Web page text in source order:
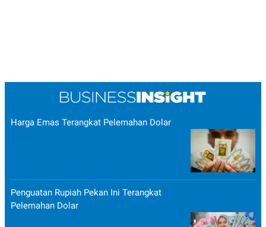
Harga Emas Terangkat Pelemahan Dolar
Penguatan Rupiah Pekan Ini Terangkat
Pelemahan Dolar